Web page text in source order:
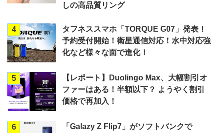
しの高品質リング
4
タフネススマホ「TORQUE G07」発表！
予約受付開始！衛星通信対応！水中対応強
化など様々な面で進化！
5
【レポート】Duolingo Max、大幅割引オ
ファーはある！半額以下？ ようやく割引
価格で再加入！
6
「Galazy Z Flip7」がソフトバンクで